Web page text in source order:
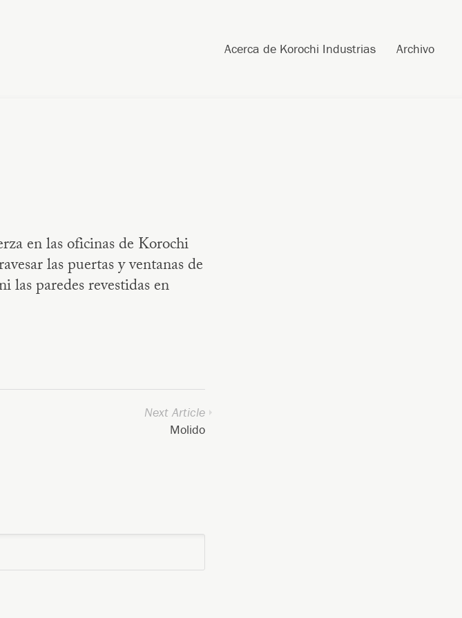
Acerca de Korochi Industrias Archivo
en las oficinas de Korochi
las puertas y ventanas de
paredes revestidas en
Next Article
Molido